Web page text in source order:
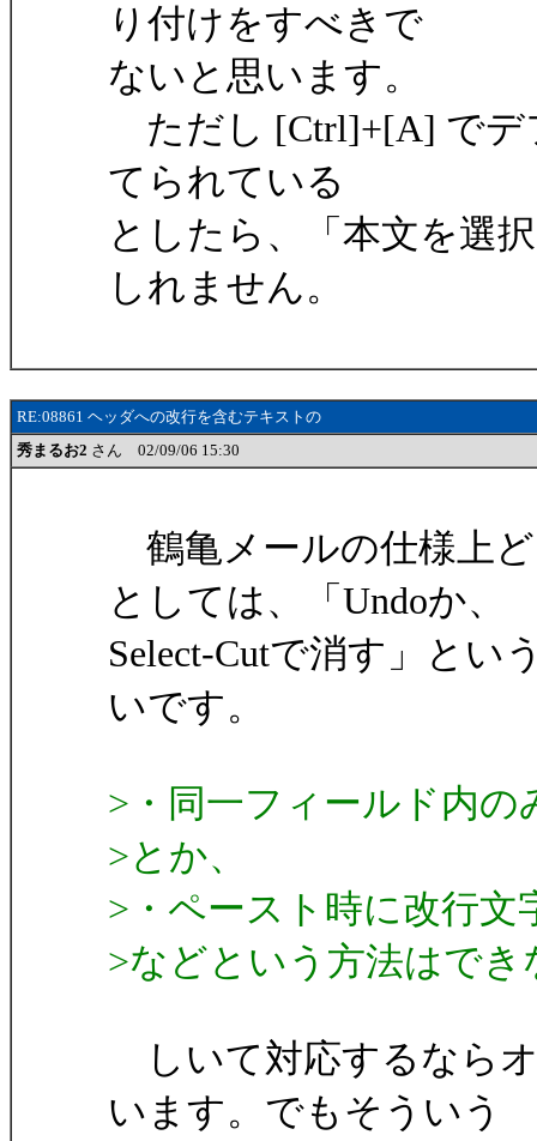
り付けをすべきで
ないと思います。
ただし [Ctrl]+[A] でデ
てられている
としたら、「本文を選
しれません。
RE:08861 ヘッダへの改行を含むテキストの
秀まるお2 さん 02/09/06 15:30
鶴亀メールの仕様上
としては、「Undoか、
Select-Cutで消す」とい
いです。
>・同一フィールド内の
>とか、
>・ペースト時に改行文
>などという方法はでき
しいて対応するなら
います。でもそういう